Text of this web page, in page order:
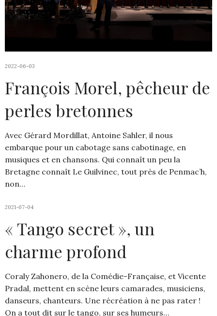
2022-06-03
François Morel, pêcheur de
perles bretonnes
Avec Gérard Mordillat, Antoine Sahler, il nous
embarque pour un cabotage sans cabotinage, en
musiques et en chansons. Qui connaît un peu la
Bretagne connaît Le Guilvinec, tout près de Penmac’h,
non…
2021-07-04
« Tango secret », un
charme profond
Coraly Zahonero, de la Comédie-Française, et Vicente
Pradal, mettent en scène leurs camarades, musiciens,
danseurs, chanteurs. Une récréation à ne pas rater !
On a tout dit sur le tango, sur ses humeurs…